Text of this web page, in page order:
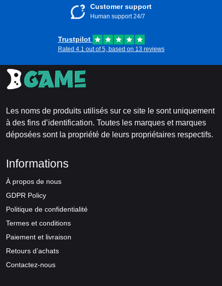
Customer support
Human support 24/7
Trustpilot
Rated 4.1 out of 5, based on 13 reviews
Les noms de produits utilisés sur ce site le sont uniquement
à des fins d’identification. Toutes les marques et marques
déposées sont la propriété de leurs propriétaires respectifs.
Informations
À propos de nous
GDPR Policy
Politique de confidentialité
Termes et conditions
Paiement et livraison
Retours d’achats
Contactez-nous